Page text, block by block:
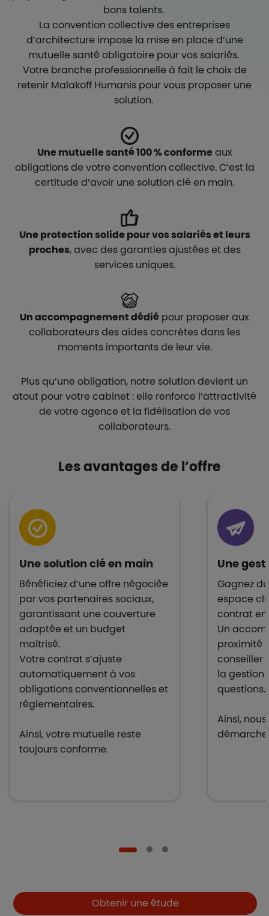
bons talents.
La convention collective des entreprises
d’architecture impose la mise en place d’une
mutuelle santé obligatoire pour vos salariés.
Votre branche professionnelle à fait le choix de
retenir Malakoff Humanis pour vous proposer une
solution.
Une mutuelle santé 100 % conformeaux
obligations de votre convention collective. C’est la
certitude d’avoir une solution clé en main.
Une protection solide pour vos salariés et leurs
proches, avec des garanties ajustées et des
services uniques.
Un accompagnement dédié pour proposer aux
collaborateurs des aides concrètes dans les
moments importants de leur vie.
Plus qu’une obligation, notre solution devient un
atout pour votre cabinet : elle renforce l’attractivité
de votre agence et la fidélisation de vos
collaborateurs.
Les avantages de l’offre
Une solution clé en main
Bénéficiez d’une offre négociée
par vos partenaires sociaux,
garantissant une couverture
adaptée et un budget
maîtrisé.
Votre contrat s’ajuste
automatiquement à vos
obligations conventionnelles et
réglementaires.
Ainsi, votre mutuelle reste
toujours conforme.
Une
Gagnez
espace
contrat
Un
proximité
conseiller
la gestion
questions.
Ainsi,
Boutons et liens Obtenir une étude